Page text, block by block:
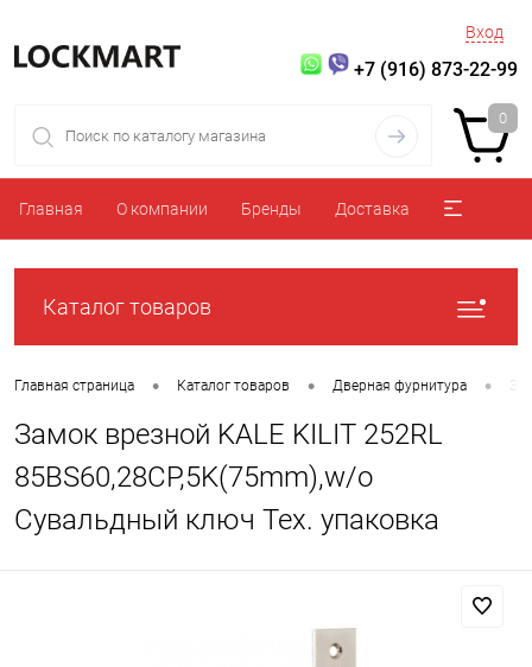
Вход
+7 (916) 873-22-99
0
Главная О компании Бренды Доставка
Каталог товаров
Главная страница • Каталог товаров • Дверная фурнитура •
Замок врезной KALE KILIT 252RL
85BS60,28CP,5K(75mm),w/o
Сувальдный ключ Тех. упаковка